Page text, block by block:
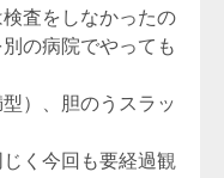
査をしなかったの
の病院でやっても
）、胆のうスラッ
く今回も要経過観